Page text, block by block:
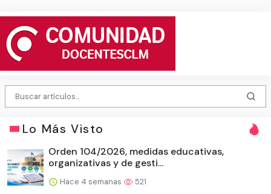
Lo Más Visto
Orden 104/2026, medidas educativas,
organizativas y de gesti...
Hace 4 semanas 521